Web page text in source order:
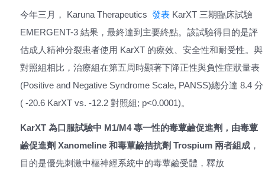
今年三月， Karuna Therapeutics 發表 KarXT 三期臨床試驗
EMERGENT-3 結果，最終達到主要終點。該試驗得目的是評
估成人精神分裂患者使用 KarXT 的療效、安全性和耐受性。與
對照組相比，治療組在第五周時顯著下降正性與負性症狀量表
(Positive and Negative Syndrome Scale, PANSS)總分達 8.4 分
( -20.6 KarXT vs. -12.2 對照組; p<0.0001)。
KarXT 為口服試驗中 M1/M4 專一性的毒蕈鹼促進劑，由毒蕈
鹼促進劑 Xanomeline 和毒蕈鹼拮抗劑 Trospium 兩者組成 ，
目的是優先刺激中樞神經系統中的毒蕈鹼受體，釋放